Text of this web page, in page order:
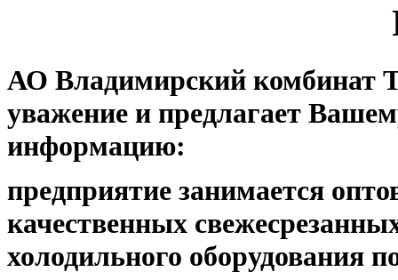
АО Владимирский комбинат
уважение и предлагает
информацию:
предприятие занимается
качественных
холодильного оборудования